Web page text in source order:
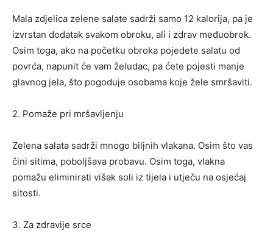
Mala zdjelica zelene salate sadrži samo 12 kalorija, pa je
izvrstan dodatak svakom obroku, ali i zdrav međuobrok.
Osim toga, ako na početku obroka pojedete salatu od
povrća, napunit će vam želudac, pa ćete pojesti manje
glavnog jela, što pogoduje osobama koje žele smršaviti.
2. Pomaže pri mršavljenju
Zelena salata sadrži mnogo biljnih vlakana. Osim što vas
čini sitima, poboljšava probavu. Osim toga, vlakna
pomažu eliminirati višak soli iz tijela i utječu na osjećaj
sitosti.
3. Za zdravije srce